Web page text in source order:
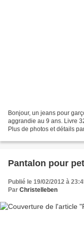
Bonjour, un jeans pour
aggrandie au 9 ans. Livre
Plus de photos et détails
Pantalon pour
Publié le 19/02/2012 à
Par Christelleben